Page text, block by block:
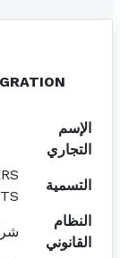
الإسم
التجاري
التسمية
النظام
القانوني